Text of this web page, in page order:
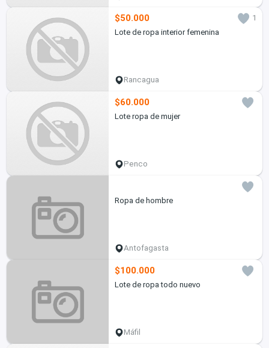
$50.000
1
Lote de ropa interior femenina
Rancagua
$60.000
Lote ropa de mujer
Penco
Ropa de hombre
Antofagasta
$100.000
Lote de ropa todo nuevo
Máfil